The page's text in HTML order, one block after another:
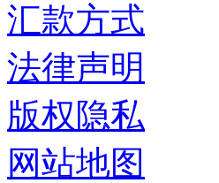
汇款方式
法律声明
版权隐私
网站地图